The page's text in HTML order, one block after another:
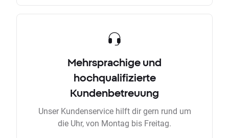
Mehrsprachige und
hochqualifizierte
Kundenbetreuung
Unser Kundenservice hilft dir gern rund um
die Uhr, von Montag bis Freitag.